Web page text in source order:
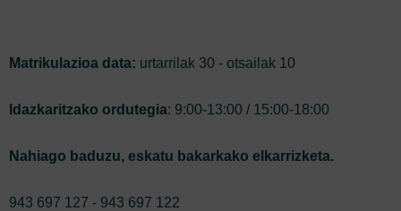
Matrikulazioa data: urtarrilak 30 - otsailak 10
Idazkaritzako ordutegia: 9:00-13:00 / 15:00-18:00
Nahiago baduzu, eskatu bakarkako elkarrizketa.
943 697 127 - 943 697 122